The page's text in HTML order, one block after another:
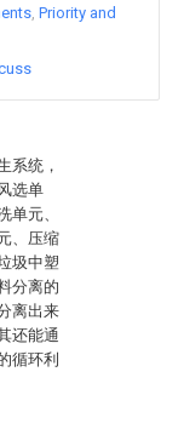
系统，
选单
单元、
、压缩
圾中塑
分离的
离出来
还能通
循环利
Priority and